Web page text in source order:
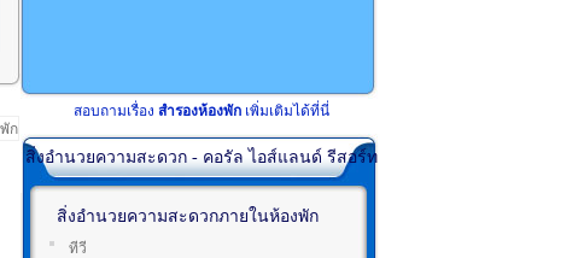
สอบถามเรื่อง สำรองห้องพัก เพิ่มเติมได้ที่นี่
สิ่งอำนวยความสะดวก - คอรัล ไอส์แลนด์ รีสอร์ท
สิ่งอำนวยความสะดวกภายในห้องพัก
ทีวี